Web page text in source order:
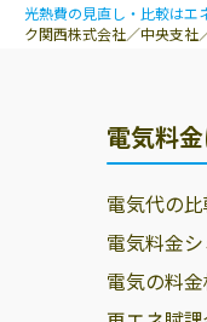
光熱費の見直し・比較はエ
ク関西株式会社／中央支社
電気料
電気代の
電気料金
電気の料